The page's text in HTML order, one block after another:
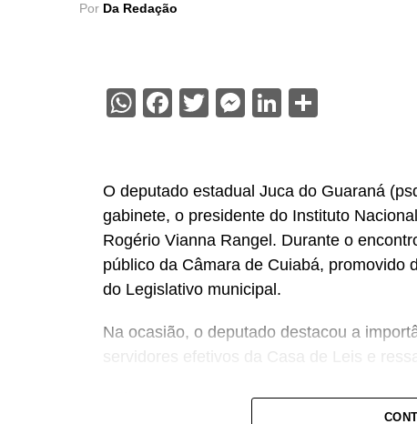
Por Da Redação
WhatsApp
Facebook
TwitterMessenger
LinkedIn
O deputado estadual Juca do Guaraná
gabinete, o presidente do Instituto
Rogério Vianna Rangel. Durante o
público da Câmara de Cuiabá, promovido
do Legislativo municipal.
Na ocasião, o deputado destacou a
servidores efetivos da Casa de Leis e
“Nós deixamos uma marca de ter feito